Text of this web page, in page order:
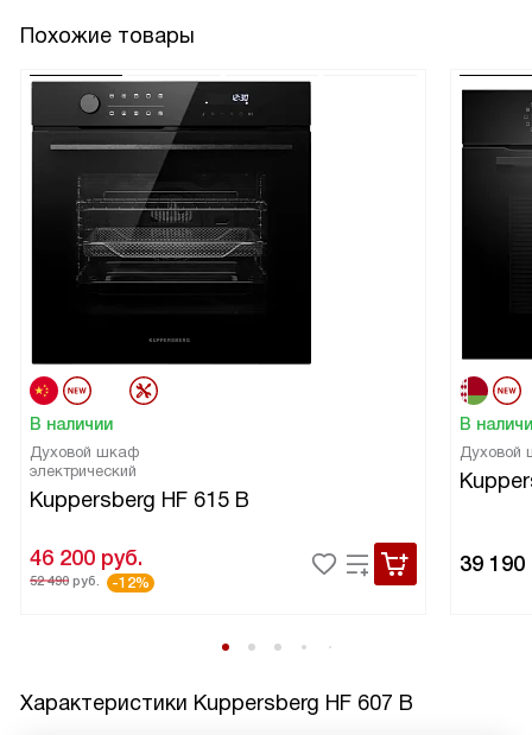
Похожие товары
В наличии
Духовой шкаф
электрический
Kuppersberg HF 615 B
46 200 руб.
52 490 руб. -12%
В
Духовой
39 190
Характеристики Kuppersberg HF 607 B